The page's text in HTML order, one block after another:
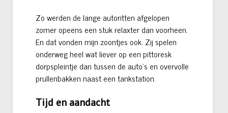
Zo werden de lange autoritten afgelopen
zomer opeens een stuk relaxter dan voorheen.
En dat vonden mijn zoontjes ook. Zij spelen
onderweg heel wat liever op een pittoresk
dorpspleintje dan tussen de auto’s en overvolle
prullenbakken naast een tankstation.
Tijd en aandacht